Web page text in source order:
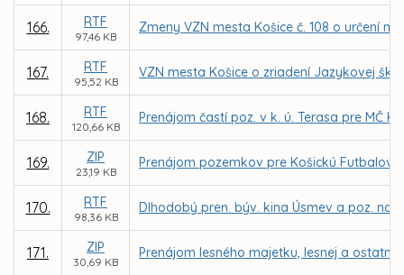
166. RTF
97,46 KB
Zmeny VZN mesta Košice č. 108 o určení
167. RTF
95,52 KB
VZN mesta Košice o zriadení Jazykovej
168. RTF
120,66 KB
Prenájom častí poz. v k. ú. Terasa pre MČ
169. ZIP
23,19 KB
Prenájom pozemkov pre Košickú
170. RTF
98,36 KB
Dlhodobý pren. býv. kina Úsmev a poz. na
171. ZIP
30,69 KB
Prenájom lesného majetku, lesnej a